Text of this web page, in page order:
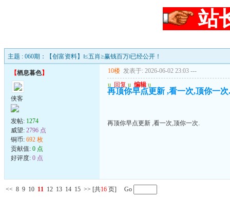
站
主题 : 060期：【创富资料】‖≤五肖≥赢钱百万‖已经公开！
【栖息暮色】
侠客
发帖: 1274
威望: 2796 点
铜币: 692 枚
贡献值: 0 点
好评度: 0 点
10楼 发表于: 2026-06-02 23:03 ---
u 回复 u 编辑 u
再顶你早点更新 ,看一次,顶你一次.
再顶你早点更新 ,看一次,顶你一次.
<< 8 9 10 11 12 13 14 15 >> [共16 页] Go